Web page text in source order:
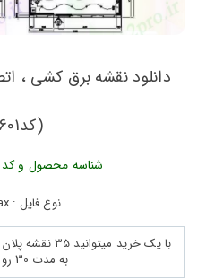
دانلود نقشه برق کشی ،
(کد164601)
شناسه محصول و
نوع فایل : 3d-max
به مدت 30 روز دانلود کنید